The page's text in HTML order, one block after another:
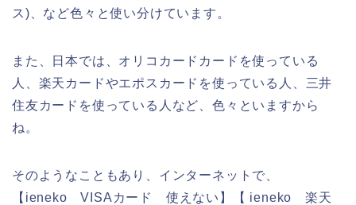
ス)、など色々と使い分けています。
また、日本では、オリコカードカードを使っている
人、楽天カードやエポスカードを使っている人、三井
住友カードを使っている人など、色々といますから
ね。
そのようなこともあり、インターネットで、
【ieneko VISAカード 使えない】【 ieneko 楽天